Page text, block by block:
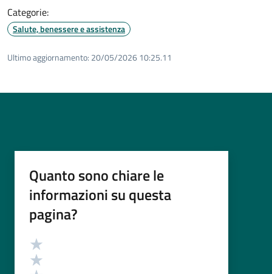
Categorie:
Salute, benessere e assistenza
Ultimo aggiornamento: 20/05/2026 10:25.11
Quanto sono chiare le
informazioni su questa
pagina?
Valutazione